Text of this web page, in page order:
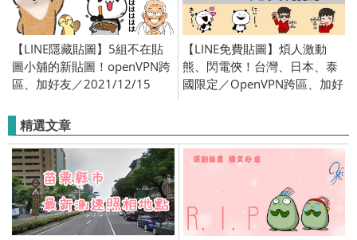
【LINE隱藏貼圖】5組不在貼
圖小舖的新貼圖！openVPN跨
區、加好友／2021/12/15
【LINE免費貼圖】煩人激動
熊、閃電俠！台灣、日本、泰
國限定／OpenVPN跨區、加好
精選文章